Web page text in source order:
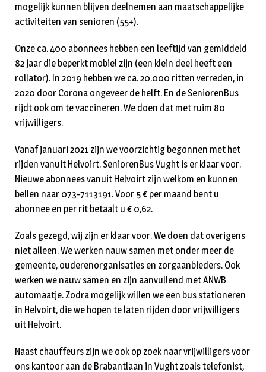
mogelijk kunnen blijven deelnemen aan maatschappelijke
activiteiten van senioren (55+).
Onze ca. 400 abonnees hebben een leeftijd van gemiddeld
82 jaar die beperkt mobiel zijn (een klein deel heeft een
rollator). In 2019 hebben we ca. 20.000 ritten verreden, in
2020 door Corona ongeveer de helft. En de SeniorenBus
rijdt ook om te vaccineren. We doen dat met ruim 80
vrijwilligers.
Vanaf januari 2021 zijn we voorzichtig begonnen met het
rijden vanuit Helvoirt. SeniorenBus Vught is er klaar voor.
Nieuwe abonnees vanuit Helvoirt zijn welkom en kunnen
bellen naar 073-7113191. Voor 5 € per maand bent u
abonnee en per rit betaalt u € 0,62.
Zoals gezegd, wij zijn er klaar voor. We doen dat overigens
niet alleen. We werken nauw samen met onder meer de
gemeente, ouderenorganisaties en zorgaanbieders. Ook
werken we nauw samen en zijn aanvullend met ANWB
automaatje. Zodra mogelijk willen we een bus stationeren
in Helvoirt, die we hopen te laten rijden door vrijwilligers
uit Helvoirt.
Naast chauffeurs zijn we ook op zoek naar vrijwilligers voor
ons kantoor aan de Brabantlaan in Vught zoals telefonist,